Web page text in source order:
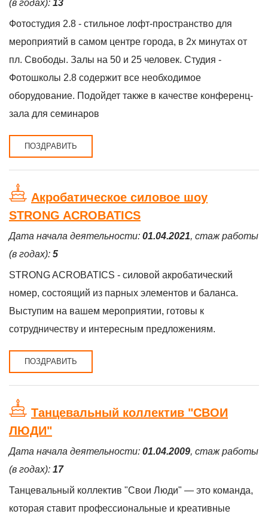
(в годах): 13
Фотостудия 2.8 - стильное лофт-пространство для
мероприятий в самом центре города, в 2х минутах от
пл. Свободы. Залы на 50 и 25 человек. Студия -
Фотошколы 2.8 содержит все необходимое
оборудование. Подойдет также в качестве конференц-
зала для семинаров
ПОЗДРАВИТЬ
Акробатическое силовое шоу
STRONG ACROBATICS
Дата начала деятельности: 01.04.2021, стаж работы
(в годах): 5
STRONG ACROBATICS - силовой акробатический
номер, состоящий из парных элементов и баланса.
Выступим на вашем мероприятии, готовы к
сотрудничеству и интересным предложениям.
ПОЗДРАВИТЬ
Танцевальный коллектив "СВОИ
ЛЮДИ"
Дата начала деятельности: 01.04.2009, стаж работы
(в годах): 17
Танцевальный коллектив "Свои Люди" — это команда,
которая ставит профессиональные и креативные